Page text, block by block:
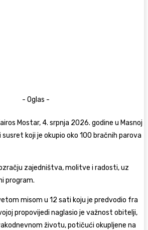
- Oglas -
Mostar, 4. srpnja 2026. godine u Masnoj
susret koji je okupio oko 100 bračnih parova
zajedništva, molitve i radosti, uz
program.
misom u 12 sati koju je predvodio fra
propovijedi naglasio je važnost obitelji,
životu, potičući okupljene na